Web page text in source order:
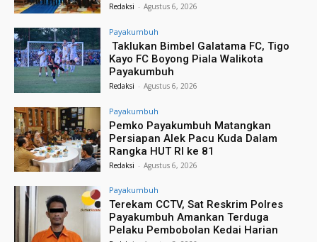
Redaksi - Agustus 6, 2026
Payakumbuh
Taklukan Bimbel Galatama FC, Tigo
Kayo FC Boyong Piala Walikota
Payakumbuh
Redaksi - Agustus 6, 2026
Payakumbuh
Pemko Payakumbuh Matangkan
Persiapan Alek Pacu Kuda Dalam
Rangka HUT RI ke 81
Redaksi - Agustus 6, 2026
Payakumbuh
Terekam CCTV, Sat Reskrim Polres
Payakumbuh Amankan Terduga
Pelaku Pembobolan Kedai Harian